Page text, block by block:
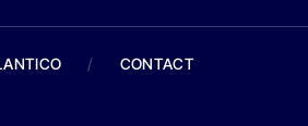
/ CONTACT